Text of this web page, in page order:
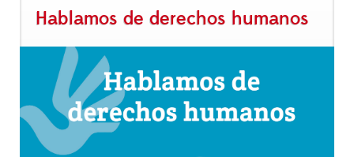
Hablamos de derechos humanos